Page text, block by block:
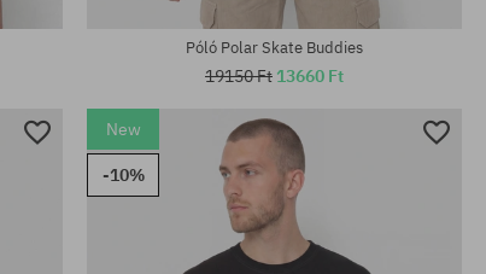
Póló Polar Skate Buddies
19150 Ft 13660 Ft
New
-10%